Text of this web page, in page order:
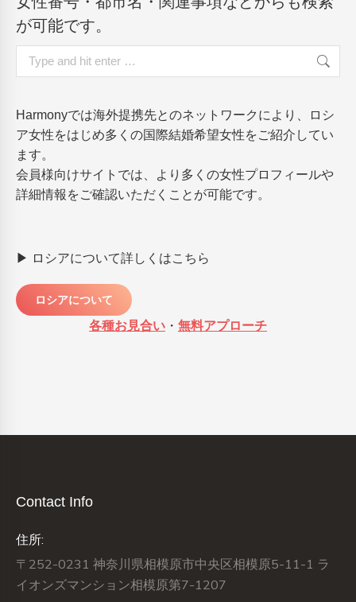
が可能です。
Search:
Harmonyでは海外提携先とのネットワークにより、ロシ
ア女性をはじめ多くの国際結婚希望女性をご紹介してい
ます。
会員様向けサイトでは、より多くの女性プロフィールや
詳細情報をご確認いただくことが可能です。
▶ ロシアについて詳しくはこちら
ロシアについて
各種お見合い ・ 無料アプローチ
Contact Info
住所:
〒252-0231 神奈川県相模原市中央区相模原5-11-1 ラ
イオンズマンション相模原第7-1207